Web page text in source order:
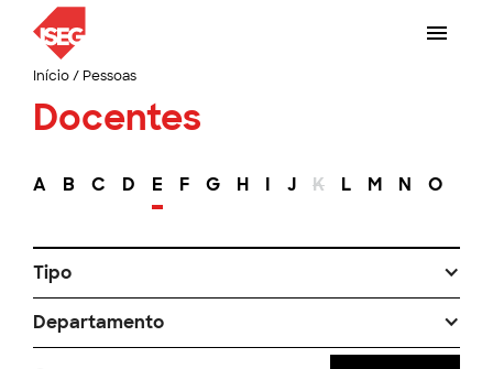
Início/ Pessoas
Docentes
A B C D E F G H I J K L M N O
Tipo
Departamento